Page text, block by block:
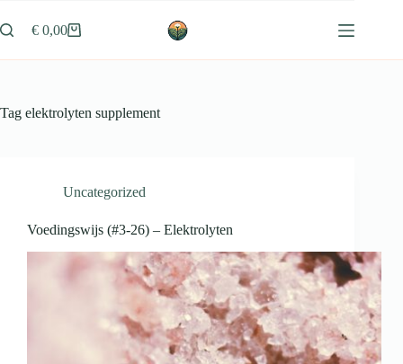
naar
de
Winkelwagen
€ 0,00
Tag elektrolyten supplement
Uncategorized
Voedingswijs (#3-26) – Elektrolyten